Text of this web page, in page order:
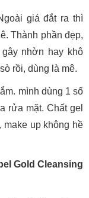
giá đắt ra thì
Thành phần đẹp,
nhờn hay khô
rồi, dùng là mê.
mình dùng 1 số
rửa mặt. Chất gel
make up không hề
Gold Cleansing